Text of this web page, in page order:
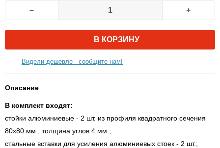
– +
В КОРЗИНУ
Видели дешевле - сообщите нам!
Описание
В комплект входят:
стойки алюминиевые - 2 шт. из профиля квадратного сечения
80х80 мм., толщина углов 4 мм.;
стальные вставки для усиления алюминиевых стоек - 2 шт.;